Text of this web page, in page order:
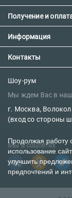
Контакты
О компании
Сотрудничество
Наш блог
Получение и
Доставка и оплата
Предзаказ товара
Информация
Как сделать заказ
Политика
Правила поклейки
Контакты
E-mail:
sales@oboi-store.ru
Телефоны:
8 (800) 302-39-84
Шоу-рум
Мы ждем Вас в
г. Москва,
(вход со стороны
Мы в соцсетях
Продолжая работу
использование
улучшить
предпочтений и